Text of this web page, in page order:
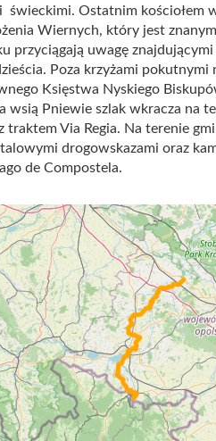
świeckimi. Ostatnim kościołem
Wiernych, który jest
przyciągają uwagę
Poza krzyżami
Księstwa Nyskiego
wsią Pniewie szlak wkracza na
traktem Via Regia. Na terenie
drogowskazami oraz
de Compostela.